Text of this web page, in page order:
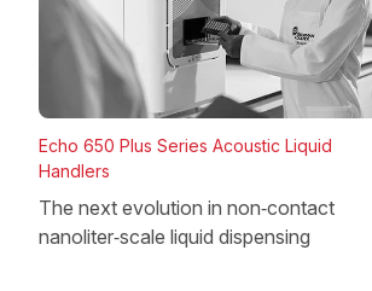
Echo 650 Plus Series Acoustic Liquid
Handlers
The next evolution in non‑contact
nanoliter‑scale liquid dispensing